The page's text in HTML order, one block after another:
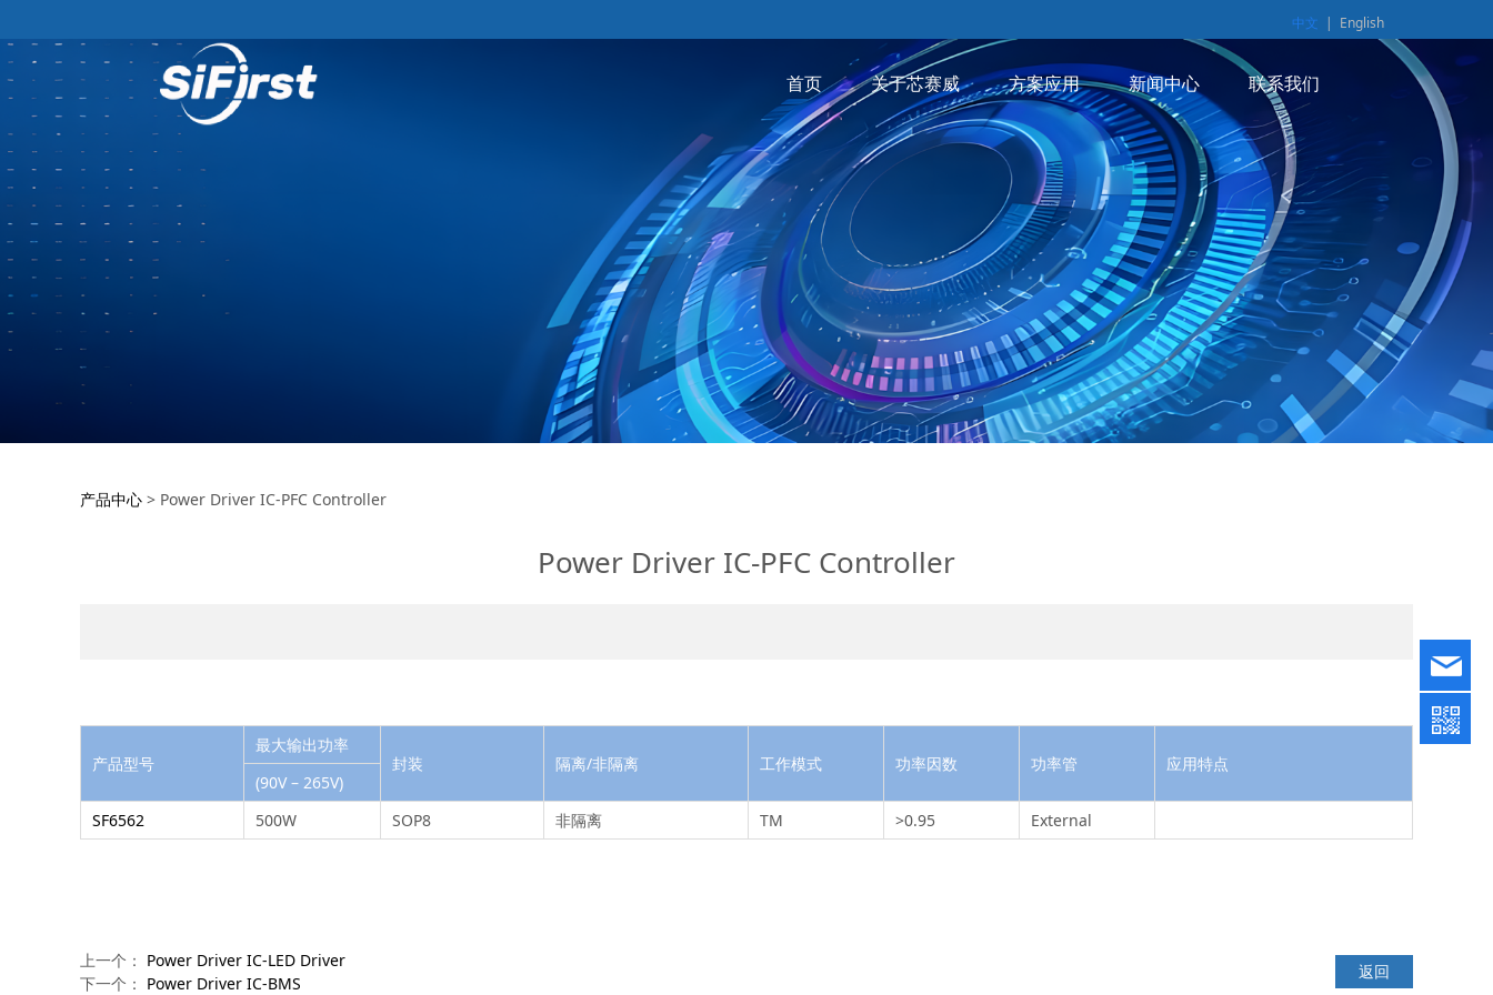
中文 | English
首页 关于芯赛威 方案应用 新闻中心 联系我们
产品中心 > Power Driver IC-PFC Controller
Power Driver IC-PFC Controller
产品型号
最大输出功率
封装
隔离/非隔离 工作模式 功率因数 功率管
应用特点
(90V – 265V)
SF6562
500W SOP8 非隔离 TM >0.95 External
上一个： Power Driver IC-LED Driver
下一个： Power Driver IC-BMS
返回